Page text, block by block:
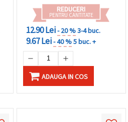
REDUCERI
PENTRU CANTITATE
12.90 Lei- 20 %3-4 buc.
9.67 Lei- 40 %5 buc. +
ADAUGA IN COS